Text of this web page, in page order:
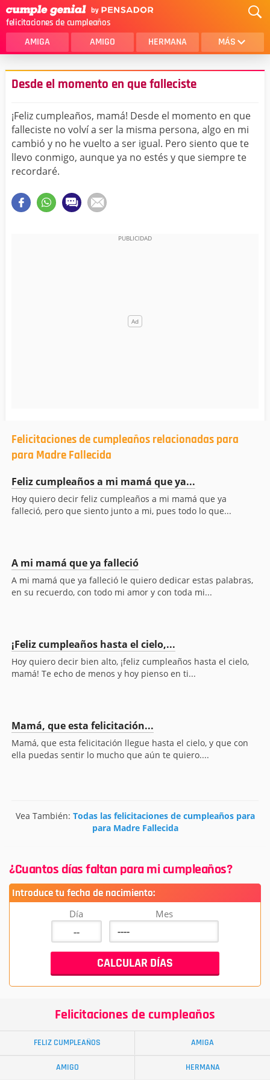
felicitaciones de cumpleaños
AMIGA AMIGO HERMANA MÁS
MAMA
AMOR
SOBRINA
HIJA
HERMANO
HIJO
PAPA
Desde el momento en que falleciste
¡Feliz cumpleaños, mamá! Desde el momento en que
falleciste no volví a ser la misma persona, algo en mi
cambió y no he vuelto a ser igual. Pero siento que te
llevo conmigo, aunque ya no estés y que siempre te
recordaré.
Felicitaciones de cumpleaños relacionadas para
para Madre Fallecida
Feliz cumpleaños a mi mamá que ya...
Hoy quiero decir feliz cumpleaños a mi mamá que ya
falleció, pero que siento junto a mi, pues todo lo que...
A mi mamá que ya falleció
A mi mamá que ya falleció le quiero dedicar estas palabras,
en su recuerdo, con todo mi amor y con toda mi...
¡Feliz cumpleaños hasta el cielo,...
Hoy quiero decir bien alto, ¡feliz cumpleaños hasta el cielo,
mamá! Te echo de menos y hoy pienso en ti...
Mamá, que esta felicitación...
Mamá, que esta felicitación llegue hasta el cielo, y que con
ella puedas sentir lo mucho que aún te quiero....
Vea También: Todas las felicitaciones de cumpleaños para
para Madre Fallecida
¿Cuantos días faltan para mi cumpleaños?
Introduce tu fecha de nacimiento:
Día Mes
Felicitaciones de cumpleaños
FELIZ CUMPLEAÑOS AMIGA
AMIGO HERMANA